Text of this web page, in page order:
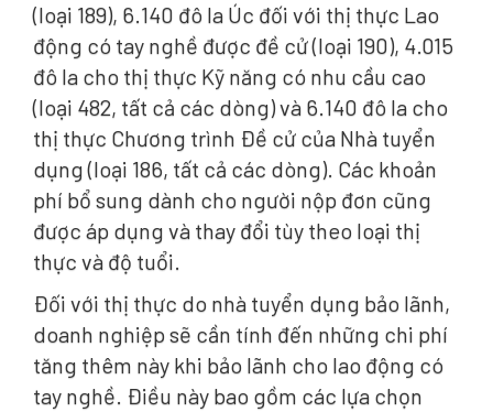
(loại 189), 6.140 đô la Úc đối với thị thực Lao
động có tay nghề được đề cử (loại 190), 4.015
đô la cho thị thực Kỹ năng có nhu cầu cao
(loại 482, tất cả các dòng) và 6.140 đô la cho
thị thực Chương trình Đề cử của Nhà tuyển
dụng (loại 186, tất cả các dòng). Các khoản
phí bổ sung dành cho người nộp đơn cũng
được áp dụng và thay đổi tùy theo loại thị
thực và độ tuổi.
Đối với thị thực do nhà tuyển dụng bảo lãnh,
doanh nghiệp sẽ cần tính đến những chi phí
tăng thêm này khi bảo lãnh cho lao động có
tay nghề. Điều này bao gồm các lựa chọn